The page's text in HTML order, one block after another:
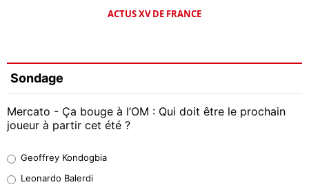
ACTUS XV DE FRANCE
Sondage
Mercato - Ça bouge à l’OM : Qui doit être le prochain
joueur à partir cet été ?
38%
Geoffrey Kondogbia
Leonardo Balerdi